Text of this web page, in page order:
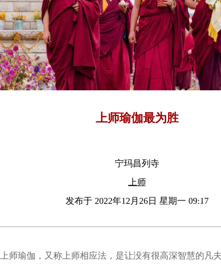
上师瑜伽最为胜
宁玛昌列寺
上师
发布于 2022年12月26日 星期一 09:17
上师瑜伽，又称上师相应法，是让没有很高深智慧的凡